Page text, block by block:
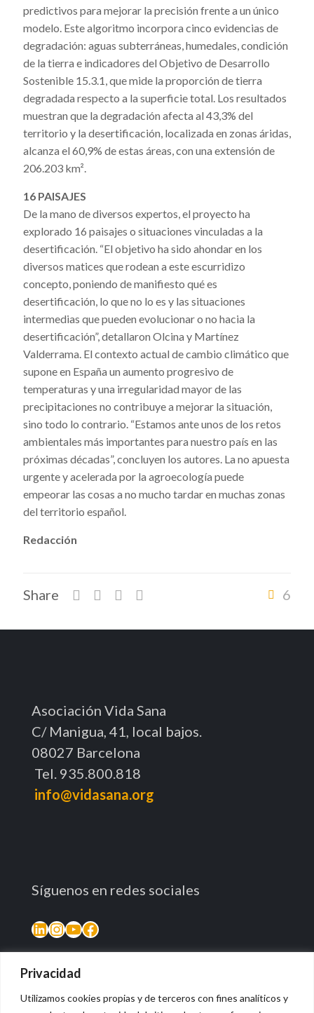
Privacidad
Utilizamos cookies propias y de terceros con fines analíticos y
predictivos para mejorar la precisión frente a un único
modelo. Este algoritmo incorpora cinco evidencias de
degradación: aguas subterráneas, humedales, condición
de la tierra e indicadores del Objetivo de Desarrollo
Sostenible 15.3.1, que mide la proporción de tierra
degradada respecto a la superficie total. Los resultados
muestran que la degradación afecta al 43,3% del
territorio y la desertificación, localizada en zonas áridas,
alcanza el 60,9% de estas áreas, con una extensión de
206.203 km².
16 PAISAJES
De la mano de diversos expertos, el proyecto ha
explorado 16 paisajes o situaciones vinculadas a la
desertificación. “El objetivo ha sido ahondar en los
diversos matices que rodean a este escurridizo
concepto, poniendo de manifiesto qué es
desertificación, lo que no lo es y las situaciones
intermedias que pueden evolucionar o no hacia la
desertificación”, detallaron Olcina y Martínez
Valderrama. El contexto actual de cambio climático que
supone en España un aumento progresivo de
temperaturas y una irregularidad mayor de las
precipitaciones no contribuye a mejorar la situación,
sino todo lo contrario. “Estamos ante unos de los retos
ambientales más importantes para nuestro país en las
próximas décadas”, concluyen los autores. La no apuesta
urgente y acelerada por la agroecología puede
empeorar las cosas a no mucho tardar en muchas zonas
del territorio español.
Redacción
Share 6
Asociación Vida Sana
C/ Manigua, 41, local bajos.
08027 Barcelona
Tel. 935.800.818
info@vidasana.org
Síguenos en redes sociales
LinkedIn
Instagram
YouTube
Facebook